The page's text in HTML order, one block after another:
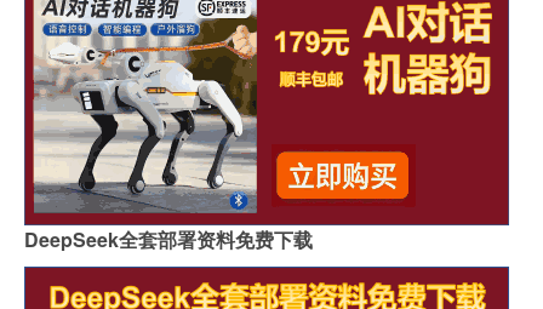
DeepSeek全套部署资料免费下载